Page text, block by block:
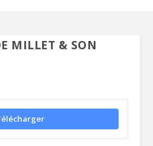
MILLET & SON